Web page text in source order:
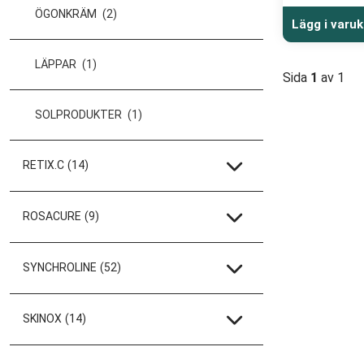
ÖGONKRÄM (2)
LÄPPAR (1)
SOLPRODUKTER (1)
RETIX.C (14)
ROSACURE (9)
SYNCHROLINE (52)
SKINOX (14)
Lägg i
Sida 1 av 1